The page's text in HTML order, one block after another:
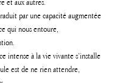
et aux autres.
par une capacité augmentée
qui nous entoure,
intense à la vie vivante s’installe
est de ne rien attendre,